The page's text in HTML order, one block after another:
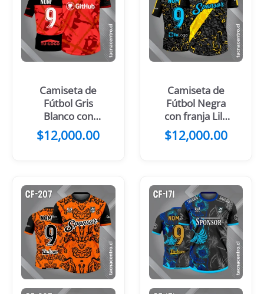
Camiseta de
Fútbol Gris
Blanco con
Mangas Negras
$12,000.00
Camiseta de
Fútbol Negra
con franja Lila
Diagonal
$12,000.00